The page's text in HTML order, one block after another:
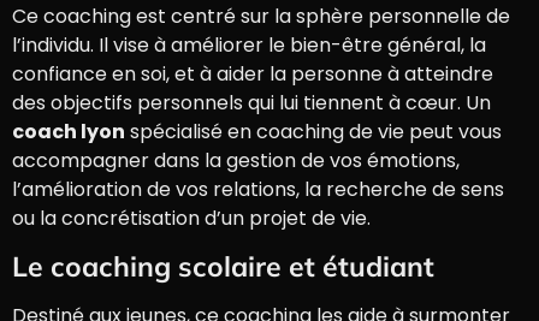
Ce coaching est centré sur la sphère personnelle de
l’individu. Il vise à améliorer le bien-être général, la
confiance en soi, et à aider la personne à atteindre
des objectifs personnels qui lui tiennent à cœur. Un
coach lyon spécialisé en coaching de vie peut vous
accompagner dans la gestion de vos émotions,
l’amélioration de vos relations, la recherche de sens
ou la concrétisation d’un projet de vie.
Le coaching scolaire et étudiant